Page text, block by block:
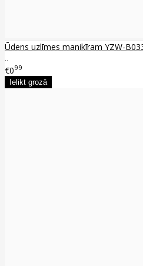
Ūdens uzlīmes manikīram YZW-
..
€099